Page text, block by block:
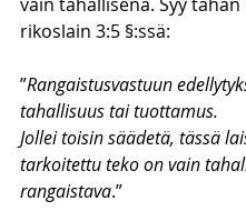
rikoslain 3:5 §:ssä:
”Rangaistusvastuun
tahallisuus tai tuottamus.
Jollei toisin säädetä, tässä
tarkoitettu teko on vain
rangaistava.”